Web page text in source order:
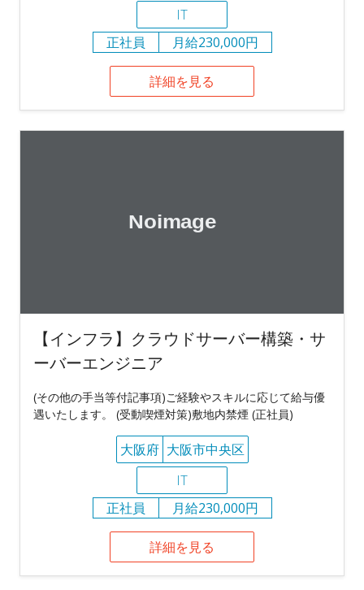
IT
正社員
月給230,000円
詳細を見る
【インフラ】クラウドサーバー構築・サ
ーバーエンジニア
(その他の手当等付記事項)ご経験やスキルに応じて給与優
遇いたします。 (受動喫煙対策)敷地内禁煙 (正社員)
大阪府 大阪市中央区
IT
正社員
月給230,000円
詳細を見る